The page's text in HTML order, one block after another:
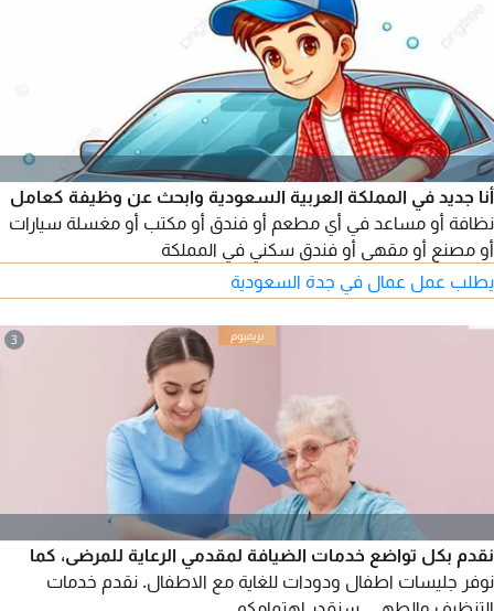
أنا جديد في المملكة العربية السعودية وابحث عن وظيفة كعامل
نظافة أو مساعد في أي مطعم أو فندق أو مكتب أو مغسلة سيارات
أو مصنع أو مقهى أو فندق سكني في المملكة
يطلب عمل عمال في جدة السعودية
3
نقدم بكل تواضع خدمات الضيافة لمقدمي الرعاية للمرضى، كما
نوفر جليسات اطفال ودودات للغاية مع الاطفال. نقدم خدمات